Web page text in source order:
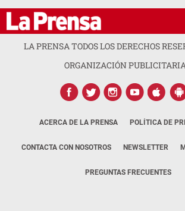
LA PRENSA TODOS LOS DERECHOS
ORGANIZACIÓN
ACERCA DE LA PRENSA POLÍTICA DE
CONTACTA CON NOSOTROS NEWSLETTER
PREGUNTAS FRECUENTES